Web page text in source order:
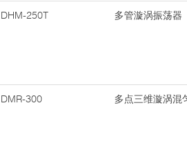
DHM-250T 多管漩涡振荡器
DMR-300 多点三维漩涡混